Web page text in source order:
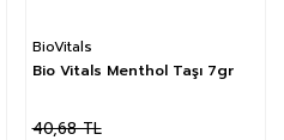
BioVitals
Bio Vitals Menthol Taşı 7gr
40,68 TL